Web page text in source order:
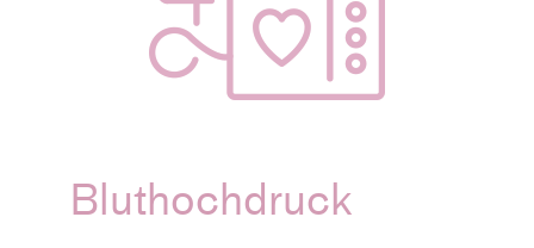
Bluthochdruck